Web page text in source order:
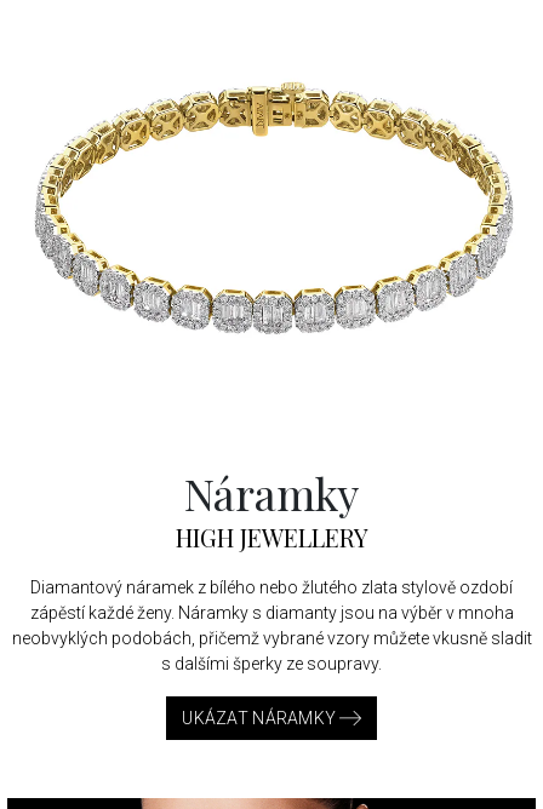
Náramky
HIGH JEWELLERY
Diamantový náramek z bílého nebo žlutého zlata stylově ozdobí
zápěstí každé ženy. Náramky s diamanty jsou na výběr v mnoha
neobvyklých podobách, přičemž vybrané vzory můžete vkusně sladit
s dalšími šperky ze soupravy.
UKÁZAT NÁRAMKY